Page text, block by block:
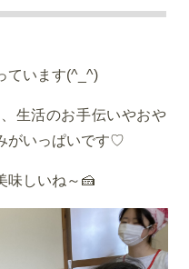
ています(^_^)
生活のお手伝いやおや
がいっぱいです♡
味しいね～🍰